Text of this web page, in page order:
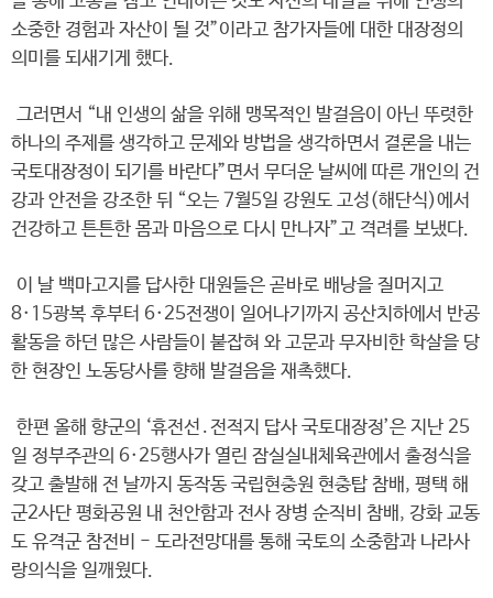
소중한 경험과 자산이 될 것”이라고 참가자들에 대한 대장정의
의미를 되새기게 했다.
그러면서 “내 인생의 삶을 위해 맹목적인 발걸음이 아닌 뚜렷한
하나의 주제를 생각하고 문제와 방법을 생각하면서 결론을 내는
국토대장정이 되기를 바란다”면서 무더운 날씨에 따른 개인의 건
강과 안전을 강조한 뒤 “오는 7월5일 강원도 고성(해단식)에서
건강하고 튼튼한 몸과 마음으로 다시 만나자”고 격려를 보냈다.
이 날 백마고지를 답사한 대원들은 곧바로 배낭을 질머지고
8·15광복 후부터 6·25전쟁이 일어나기까지 공산치하에서 반공
활동을 하던 많은 사람들이 붙잡혀 와 고문과 무자비한 학살을 당
한 현장인 노동당사를 향해 발걸음을 재촉했다.
한편 올해 향군의 ‘휴전선․전적지 답사 국토대장정’은 지난 25
일 정부주관의 6·25행사가 열린 잠실실내체육관에서 출정식을
갖고 출발해 전 날까지 동작동 국립현충원 현충탑 참배, 평택 해
군2사단 평화공원 내 천안함과 전사 장병 순직비 참배, 강화 교동
도 유격군 참전비 - 도라전망대를 통해 국토의 소중함과 나라사
랑의식을 일깨웠다.